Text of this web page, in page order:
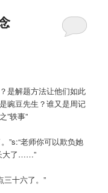
是解题方法让他们如此
豌豆先生？谁又是周记
”轶事”
”s:“老师你可以欺负她
大了……”
三十六了。”